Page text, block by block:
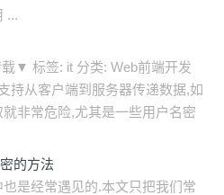
...
载▼ 标签: it 分类: Web前端开发
持从客户端到服务器传递数据,如
非常危险,尤其是一些用户名密
的方法
是经常遇见的.本文只把我们常